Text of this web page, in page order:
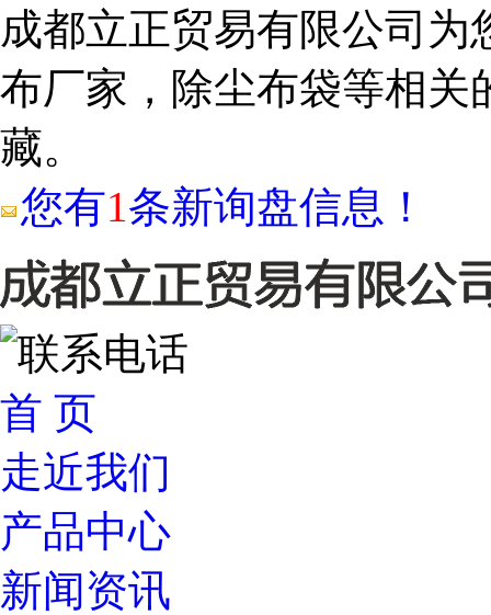
成都立正贸易有限公司为
布厂家，除尘布袋等相关
藏。
您有1条新询盘信息！
首 页
走近我们
产品中心
新闻资讯